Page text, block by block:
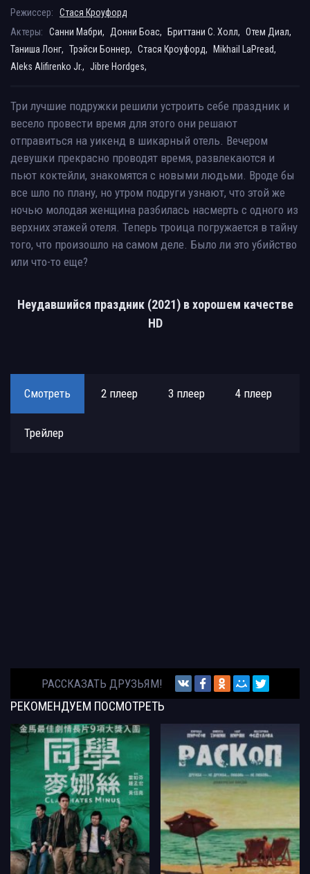
Режиссер:
Стася Кроуфорд
Актеры:
Санни Мабри, Донни Боас, Бриттани С. Холл, Отем Диал,
Таниша Лонг, Трэйси Боннер, Стася Кроуфорд,
Mikhail LaPread,
Aleks Alifirenko Jr., Jibre Hordges,
Три лучшие подружки решили устроить себе праздник и
весело провести время для этого они решают
отправиться на уикенд в шикарный отель. Вечером
девушки прекрасно проводят время, развлекаются и
пьют коктейли, знакомятся с новыми людьми. Вроде бы
все шло по плану, но утром подруги узнают, что этой же
ночью молодая женщина разбилась насмерть с одного из
верхних этажей отеля. Теперь троица погружается в тайну
того, что произошло на самом деле. Было ли это убийство
или что-то еще?
Неудавшийся праздник (2021) в хорошем качестве
HD
Смотреть 2 плеер 3 плеер 4 плеер
Трейлер
РАССКАЗАТЬ ДРУЗЬЯМ!
РЕКОМЕНДУЕМ ПОСМОТРЕТЬ